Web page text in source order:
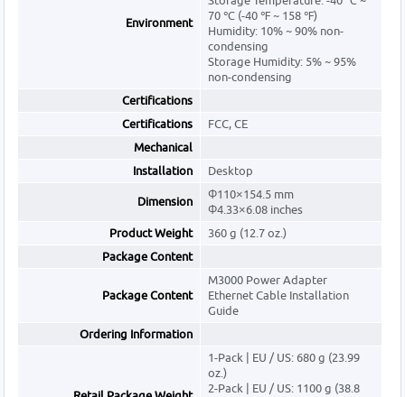
Environment
70 ℃ (-40 ℉ ~ 158 ℉)
Humidity: 10% ~ 90% non-
condensing
Storage Humidity: 5% ~ 95%
non-condensing
Certifications
Certifications
FCC, CE
Mechanical
Installation
Desktop
Dimension
Φ110×154.5 mm
Φ4.33×6.08 inches
Product Weight
360 g (12.7 oz.)
Package Content
Package Content
M3000 Power Adapter
Ethernet Cable Installation
Guide
Ordering Information
1-Pack | EU / US: 680 g (23.99
oz.)
2-Pack | EU / US: 1100 g (38.8